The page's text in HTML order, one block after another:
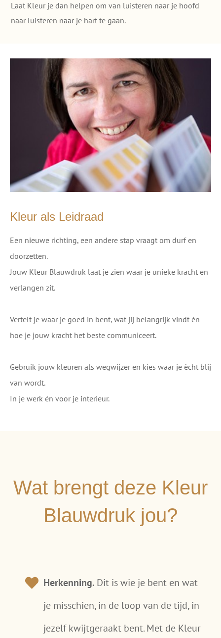
Laat Kleur je dan helpen om van luisteren naar je hoofd
naar luisteren naar je hart te gaan.
Kleur als Leidraad
Een nieuwe richting, een andere stap vraagt om durf en
doorzetten.
Jouw Kleur Blauwdruk laat je zien waar je unieke kracht en
verlangen zit.
Vertelt je waar je goed in bent, wat jij belangrijk vindt én
hoe je jouw kracht het beste communiceert.
Gebruik jouw kleuren als wegwijzer en kies waar je ècht blij
van wordt.
In je werk én voor je interieur.
Wat brengt deze Kleur
Blauwdruk jou?
Herkenning. Dit is wie je bent en wat
je misschien, in de loop van de tijd, in
jezelf kwijtgeraakt bent. Met de Kleur